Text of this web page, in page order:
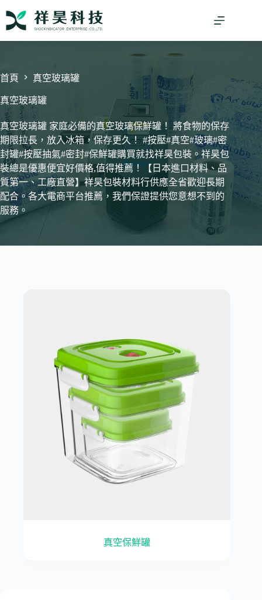
容
首頁 真空玻璃罐
真空玻璃罐
真空玻璃罐 家庭必備的真空玻璃保鮮罐！ 將食物的保存
期限拉長，放入冰箱，保存更久！ #按壓#真空#玻璃#密
封罐#按壓抽氣#密封#保鮮罐購買就找祥昊包裝。祥昊包
裝總是優惠便宜好價格,值得推薦！【日本進口材料、品
質第一、工廠直營】祥昊包裝材料行供應全省歡迎長期
配合。各大電商平台推薦，我們保證提供您意想不到的
服務。
真空保鮮罐